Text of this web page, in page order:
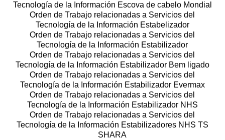
Tecnología de la Información Escova de cabelo Mondial
Orden de Trabajo relacionadas a Servicios del
Tecnología de la Información Estabelizador
Orden de Trabajo relacionadas a Servicios del
Tecnología de la Información Estabilizador
Orden de Trabajo relacionadas a Servicios del
Tecnología de la Información Estabilizador Bem ligado
Orden de Trabajo relacionadas a Servicios del
Tecnología de la Información Estabilizador Evermax
Orden de Trabajo relacionadas a Servicios del
Tecnología de la Información Estabilizador NHS
Orden de Trabajo relacionadas a Servicios del
Tecnología de la Información Estabilizadores NHS TS
SHARA